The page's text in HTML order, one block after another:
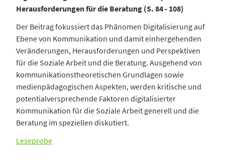
Herausforderungen für die Beratung (S. 84 - 108)
Der Beitrag fokussiert das Phänomen Digitalisierung auf
Ebene von Kommunikation und damit einhergehenden
Veränderungen, Herausforderungen und Perspektiven
für die Soziale Arbeit und die Beratung. Ausgehend von
kommunikationstheoretischen Grundlagen sowie
medienpädagogischen Aspekten, werden kritische und
potentialversprechende Faktoren digitalisierter
Kommunikation für die Soziale Arbeit generell und die
Beratung im speziellen diskutiert.
Leseprobe